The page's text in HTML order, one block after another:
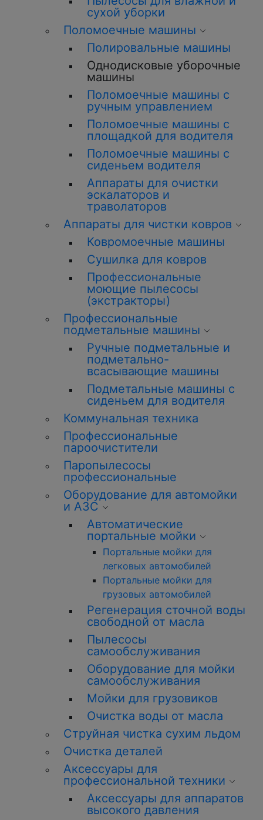
сухой уборки
Поломоечные машины
Полировальные машины
Однодисковые уборочные
машины
Поломоечные машины с
ручным управлением
Поломоечные машины с
площадкой для водителя
Поломоечные машины с
сиденьем водителя
Аппараты для очистки
эскалаторов и
траволаторов
Аппараты для чистки ковров
Ковромоечные машины
Сушилка для ковров
Профессиональные
моющие пылесосы
(экстракторы)
Профессиональные
подметальные машины
Ручные подметальные и
подметально-
всасывающие машины
Подметальные машины с
сиденьем для водителя
Коммунальная техника
Профессиональные
пароочистители
Паропылесосы
профессиональные
Оборудование для автомойки
и АЗС
Автоматические
портальные мойки
Портальные мойки для
легковых автомобилей
Портальные мойки для
грузовых автомобилей
Регенерация сточной воды
свободной от масла
Пылесосы
самообслуживания
Оборудование для мойки
самообслуживания
Мойки для грузовиков
Очистка воды от масла
Струйная чистка сухим льдом
Очистка деталей
Аксессуары для
профессиональной техники
Аксессуары для аппаратов
высокого давления